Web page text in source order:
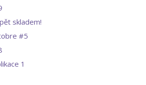
skladem!
#5
1